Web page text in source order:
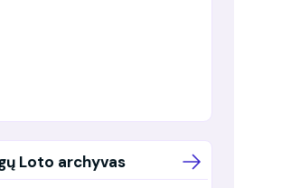
Loto archyvas